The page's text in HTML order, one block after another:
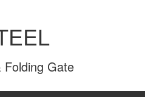
Folding Gate